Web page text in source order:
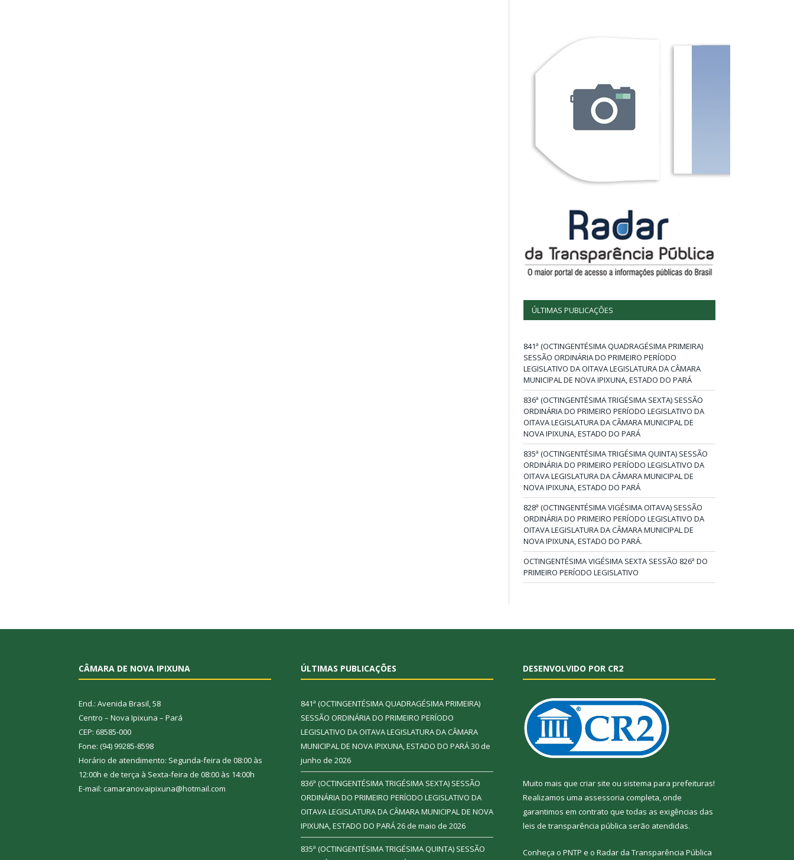
ÚLTIMAS PUBLICAÇÕES
841ª (OCTINGENTÉSIMA QUADRAGÉSIMA PRIMEIRA)
SESSÃO ORDINÁRIA DO PRIMEIRO PERÍODO
LEGISLATIVO DA OITAVA LEGISLATURA DA CÂMARA
MUNICIPAL DE NOVA IPIXUNA, ESTADO DO PARÁ
836ª (OCTINGENTÉSIMA TRIGÉSIMA SEXTA) SESSÃO
ORDINÁRIA DO PRIMEIRO PERÍODO LEGISLATIVO DA
OITAVA LEGISLATURA DA CÂMARA MUNICIPAL DE
NOVA IPIXUNA, ESTADO DO PARÁ
835ª (OCTINGENTÉSIMA TRIGÉSIMA QUINTA) SESSÃO
ORDINÁRIA DO PRIMEIRO PERÍODO LEGISLATIVO DA
OITAVA LEGISLATURA DA CÂMARA MUNICIPAL DE
NOVA IPIXUNA, ESTADO DO PARÁ
828ª (OCTINGENTÉSIMA VIGÉSIMA OITAVA) SESSÃO
ORDINÁRIA DO PRIMEIRO PERÍODO LEGISLATIVO DA
OITAVA LEGISLATURA DA CÂMARA MUNICIPAL DE
NOVA IPIXUNA, ESTADO DO PARÁ.
OCTINGENTÉSIMA VIGÉSIMA SEXTA SESSÃO 826ª DO
PRIMEIRO PERÍODO LEGISLATIVO
CÂMARA DE NOVA IPIXUNA
End.: Avenida Brasil, 58
Centro – Nova Ipixuna – Pará
CEP: 68585-000
Fone: (94) 99285-8598
Horário de atendimento: Segunda-feira de 08:00 às
12:00h e de terça à Sexta-feira de 08:00 às 14:00h
E-mail: camaranovaipixuna@hotmail.com
ÚLTIMAS PUBLICAÇÕES
841ª (OCTINGENTÉSIMA QUADRAGÉSIMA PRIMEIRA)
SESSÃO ORDINÁRIA DO PRIMEIRO PERÍODO
LEGISLATIVO DA OITAVA LEGISLATURA DA CÂMARA
MUNICIPAL DE NOVA IPIXUNA, ESTADO DO PARÁ30 de
junho de 2026
836ª (OCTINGENTÉSIMA TRIGÉSIMA SEXTA) SESSÃO
ORDINÁRIA DO PRIMEIRO PERÍODO LEGISLATIVO DA
OITAVA LEGISLATURA DA CÂMARA MUNICIPAL DE NOVA
IPIXUNA, ESTADO DO PARÁ26 de maio de 2026
835ª (OCTINGENTÉSIMA TRIGÉSIMA QUINTA) SESSÃO
DESENVOLVIDO POR CR2
Muito mais que criar site ou sistema para prefeituras!
Realizamos uma assessoria completa, onde
garantimos em contrato que todas as exigências das
leis de transparência pública serão atendidas.
Conheça o PNTP e o Radar da Transparência Pública